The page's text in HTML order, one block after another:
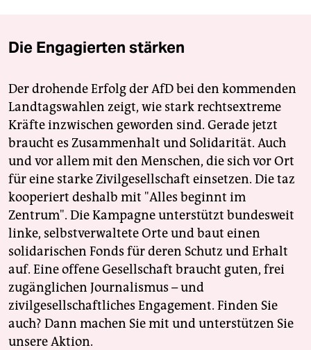
Die Engagierten stärken
Der drohende Erfolg der AfD bei den kommenden
Landtagswahlen zeigt, wie stark rechtsextreme
Kräfte inzwischen geworden sind. Gerade jetzt
braucht es Zusammenhalt und Solidarität. Auch
und vor allem mit den Menschen, die sich vor Ort
für eine starke Zivilgesellschaft einsetzen. Die taz
kooperiert deshalb mit "Alles beginnt im
Zentrum". Die Kampagne unterstützt bundesweit
linke, selbstverwaltete Orte und baut einen
solidarischen Fonds für deren Schutz und Erhalt
auf. Eine offene Gesellschaft braucht guten, frei
zugänglichen Journalismus – und
zivilgesellschaftliches Engagement. Finden Sie
auch? Dann machen Sie mit und unterstützen Sie
unsere Aktion.